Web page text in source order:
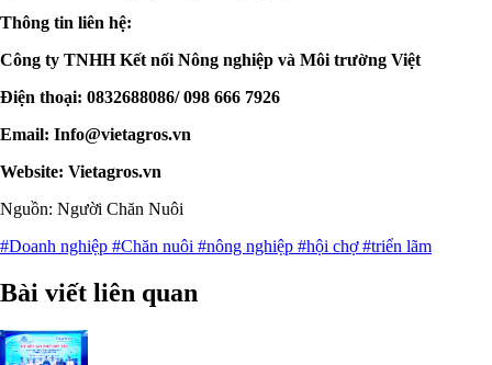
Thông tin liên hệ:
Công ty TNHH Kết nối Nông nghiệp và Môi trường Việt
Điện thoại: 0832688086/ 098 666 7926
Email: Info@vietagros.vn
Website: Vietagros.vn
Nguồn: Người Chăn Nuôi
#Doanh nghiệp #Chăn nuôi #nông nghiệp #hội chợ#triển lãm
Bài viết liên quan